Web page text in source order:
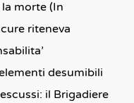
morte (In
riteneva
desumibili
il Brigadiere